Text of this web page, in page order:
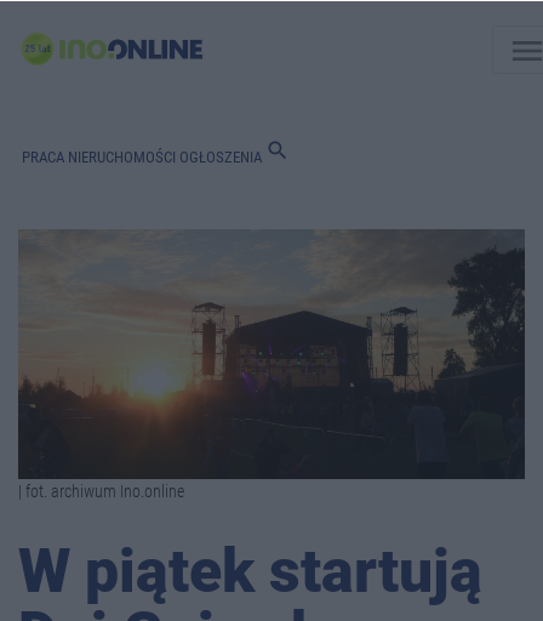
PRACA NIERUCHOMOŚCI OGŁOSZENIA search
| fot. archiwum Ino.online
W piątek startują